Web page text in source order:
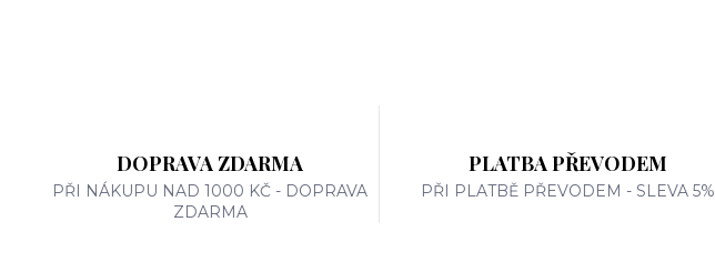
DOPRAVA ZDARMA
PŘI NÁKUPU NAD 1000 KČ - DOPRAVA
ZDARMA
PLATBA PŘEVODEM
PŘI PLATBĚ PŘEVODEM - SLEVA 5%